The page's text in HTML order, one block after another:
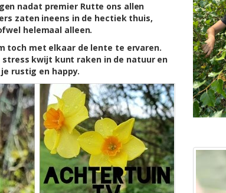
nadat premier Rutte ons allen
zaten ineens in de hectiek thuis,
helemaal alleen.
toch met elkaar de lente te ervaren.
kwijt kunt raken in de natuur en
rustig en happy.